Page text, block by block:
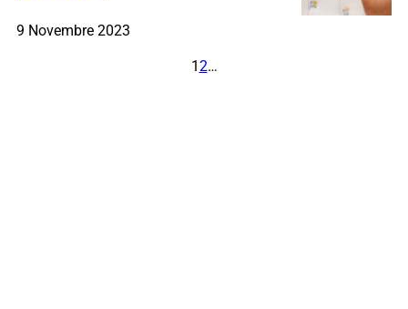
9 Novembre 2023
1 2…